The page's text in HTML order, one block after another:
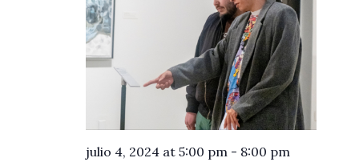
julio 4, 2024 at 5:00 pm - 8:00 pm